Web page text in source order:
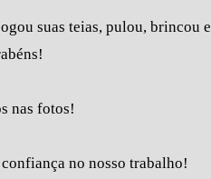
suas teias, pulou, brincou e
nas fotos!
no nosso trabalho!